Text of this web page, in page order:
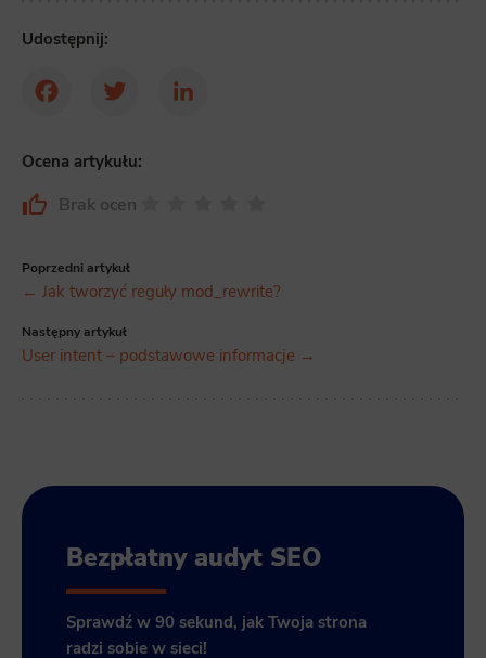
Udostępnij:
FacebookTwitter LinkedIn
Ocena artykułu:
Brak ocen
Poprzedni artykuł
← Jak tworzyć reguły mod_rewrite?
Następny artykuł
User intent – podstawowe informacje →
Bezpłatny audyt SEO
Sprawdź w 90 sekund, jak Twoja strona
radzi sobie w sieci!